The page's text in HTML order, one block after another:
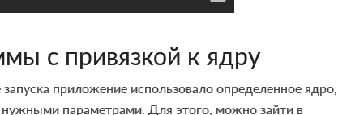
с привязкой к ядру
приложение использовало определенное ядро,
нужными параметрами. Для этого, можно зайти в